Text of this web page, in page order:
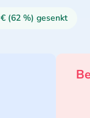
(62 %) gesenkt